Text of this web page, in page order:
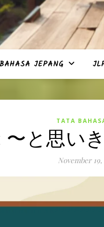
JEPANG
TATA
〜と思い
November 19,